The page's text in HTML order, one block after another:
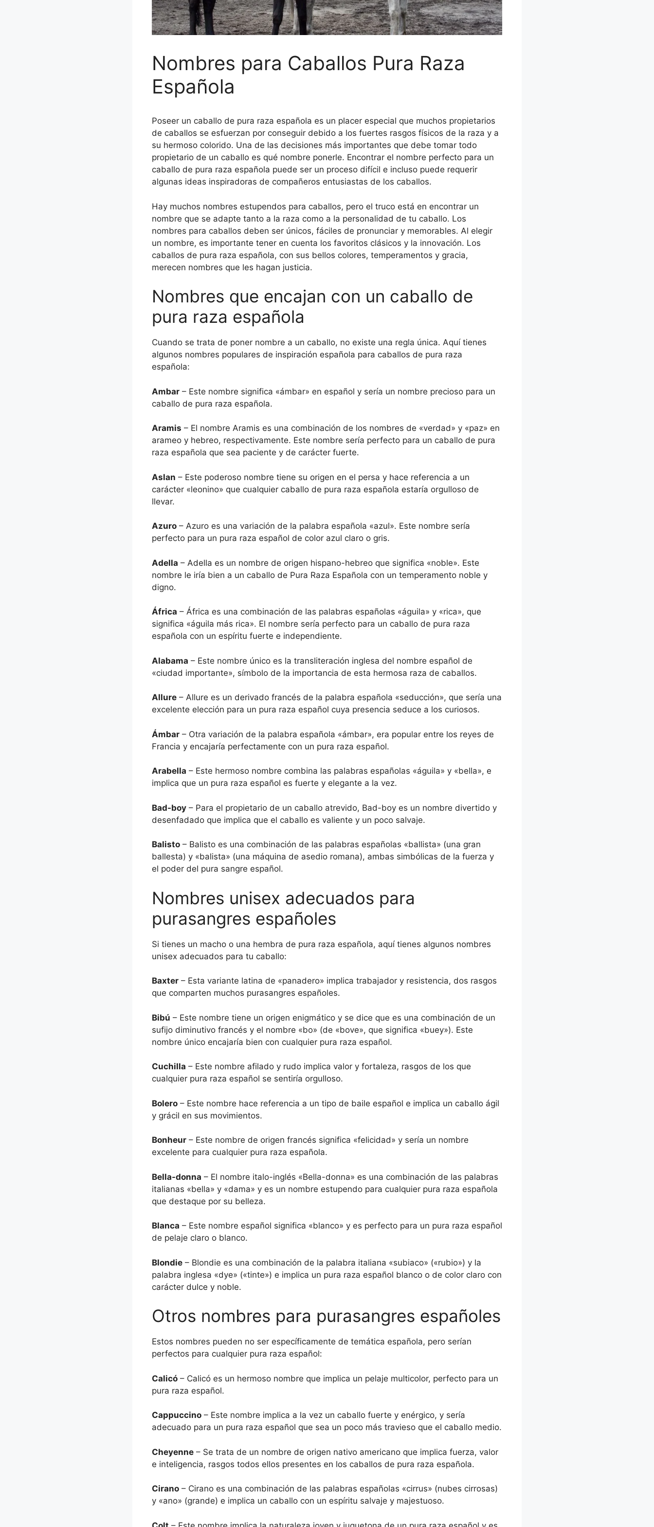
Nombres para Caballos Pura Raza
Española
Poseer un caballo de pura raza española es un placer especial que muchos propietarios
de caballos se esfuerzan por conseguir debido a los fuertes rasgos físicos de la raza y a
su hermoso colorido. Una de las decisiones más importantes que debe tomar todo
propietario de un caballo es qué nombre ponerle. Encontrar el nombre perfecto para un
caballo de pura raza española puede ser un proceso difícil e incluso puede requerir
algunas ideas inspiradoras de compañeros entusiastas de los caballos.
Hay muchos nombres estupendos para caballos, pero el truco está en encontrar un
nombre que se adapte tanto a la raza como a la personalidad de tu caballo. Los
nombres para caballos deben ser únicos, fáciles de pronunciar y memorables. Al elegir
un nombre, es importante tener en cuenta los favoritos clásicos y la innovación. Los
caballos de pura raza española, con sus bellos colores, temperamentos y gracia,
merecen nombres que les hagan justicia.
Nombres que encajan con un caballo de
pura raza española
Cuando se trata de poner nombre a un caballo, no existe una regla única. Aquí tienes
algunos nombres populares de inspiración española para caballos de pura raza
española:
Ambar – Este nombre significa «ámbar» en español y sería un nombre precioso para un
caballo de pura raza española.
Aramis – El nombre Aramis es una combinación de los nombres de «verdad» y «paz» en
arameo y hebreo, respectivamente. Este nombre sería perfecto para un caballo de pura
raza española que sea paciente y de carácter fuerte.
Aslan – Este poderoso nombre tiene su origen en el persa y hace referencia a un
carácter «leonino» que cualquier caballo de pura raza española estaría orgulloso de
llevar.
Azuro – Azuro es una variación de la palabra española «azul». Este nombre sería
perfecto para un pura raza español de color azul claro o gris.
Adella – Adella es un nombre de origen hispano-hebreo que significa «noble». Este
nombre le iría bien a un caballo de Pura Raza Española con un temperamento noble y
digno.
África – África es una combinación de las palabras españolas «águila» y «rica», que
significa «águila más rica». El nombre sería perfecto para un caballo de pura raza
española con un espíritu fuerte e independiente.
Alabama – Este nombre único es la transliteración inglesa del nombre español de
«ciudad importante», símbolo de la importancia de esta hermosa raza de caballos.
Allure – Allure es un derivado francés de la palabra española «seducción», que sería una
excelente elección para un pura raza español cuya presencia seduce a los curiosos.
Ámbar – Otra variación de la palabra española «ámbar», era popular entre los reyes de
Francia y encajaría perfectamente con un pura raza español.
Arabella – Este hermoso nombre combina las palabras españolas «águila» y «bella», e
implica que un pura raza español es fuerte y elegante a la vez.
Bad-boy – Para el propietario de un caballo atrevido, Bad-boy es un nombre divertido y
desenfadado que implica que el caballo es valiente y un poco salvaje.
Balisto – Balisto es una combinación de las palabras españolas «ballista» (una gran
ballesta) y «balista» (una máquina de asedio romana), ambas simbólicas de la fuerza y
el poder del pura sangre español.
Nombres unisex adecuados para
purasangres españoles
Si tienes un macho o una hembra de pura raza española, aquí tienes algunos nombres
unisex adecuados para tu caballo:
Baxter – Esta variante latina de «panadero» implica trabajador y resistencia, dos rasgos
que comparten muchos purasangres españoles.
Bibú – Este nombre tiene un origen enigmático y se dice que es una combinación de un
sufijo diminutivo francés y el nombre «bo» (de «bove», que significa «buey»). Este
nombre único encajaría bien con cualquier pura raza español.
Cuchilla – Este nombre afilado y rudo implica valor y fortaleza, rasgos de los que
cualquier pura raza español se sentiría orgulloso.
Bolero – Este nombre hace referencia a un tipo de baile español e implica un caballo ágil
y grácil en sus movimientos.
Bonheur – Este nombre de origen francés significa «felicidad» y sería un nombre
excelente para cualquier pura raza española.
Bella-donna – El nombre italo-inglés «Bella-donna» es una combinación de las palabras
italianas «bella» y «dama» y es un nombre estupendo para cualquier pura raza española
que destaque por su belleza.
Blanca – Este nombre español significa «blanco» y es perfecto para un pura raza español
de pelaje claro o blanco.
Blondie – Blondie es una combinación de la palabra italiana «subiaco» («rubio») y la
palabra inglesa «dye» («tinte») e implica un pura raza español blanco o de color claro con
carácter dulce y noble.
Otros nombres para purasangres españoles
Estos nombres pueden no ser específicamente de temática española, pero serían
perfectos para cualquier pura raza español:
Calicó – Calicó es un hermoso nombre que implica un pelaje multicolor, perfecto para un
pura raza español.
Cappuccino – Este nombre implica a la vez un caballo fuerte y enérgico, y sería
adecuado para un pura raza español que sea un poco más travieso que el caballo medio.
Cheyenne – Se trata de un nombre de origen nativo americano que implica fuerza, valor
e inteligencia, rasgos todos ellos presentes en los caballos de pura raza española.
Cirano – Cirano es una combinación de las palabras españolas «cirrus» (nubes cirrosas)
y «ano» (grande) e implica un caballo con un espíritu salvaje y majestuoso.